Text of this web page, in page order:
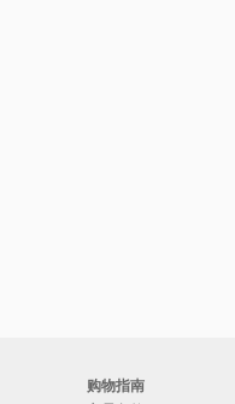
购物指南